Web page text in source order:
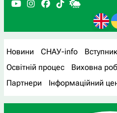
Новини СНАУ-info
Освітній процес
Виховна
Партнери
Інформаційний